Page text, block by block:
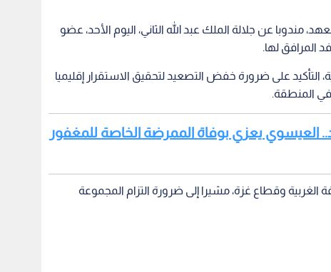
مندوبا عن جلالة الملك عبد الله الثاني، اليوم الأحد، عضو
المرافق لها.
على ضرورة خفض التصعيد لتحقيق الاستقرار إقليميا
في المنطقة.
العيسوي يعزي بوفاة الممرضة الخاصة للمغفور
وقطاع غزة، مشيرا إلى ضرورة التزام المجموعة